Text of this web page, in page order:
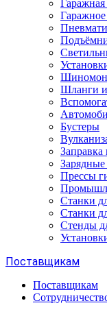
Гаражная
Шланги
Бустеры
Зарядные
Прессы
Станки
Станки
Стенды
Поставщикам
Поставщикам